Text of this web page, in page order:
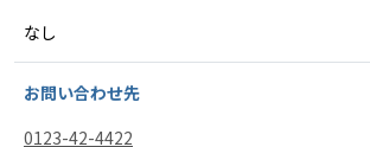
なし
お問い合わせ先
0123-42-4422